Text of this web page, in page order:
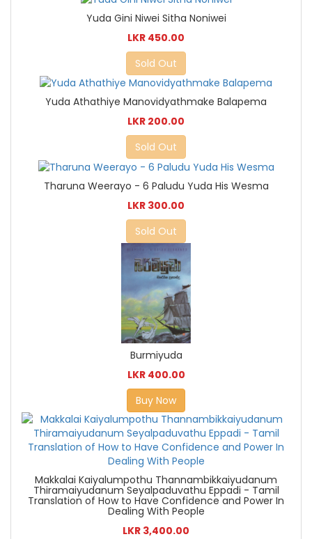
Yuda Gini Niwei Sitha Noniwei
LKR 450.00
Sold Out
Yuda Athathiye Manovidyathmake Balapema
LKR 200.00
Sold Out
Tharuna Weerayo - 6 Paludu Yuda His Wesma
LKR 300.00
Sold Out
Burmiyuda
LKR 400.00
Buy Now
Makkalai Kaiyalumpothu Thannambikkaiyudanum
Thiramaiyudanum Seyalpaduvathu Eppadi - Tamil
Translation of How to Have Confidence and Power In
Dealing With People
LKR 3,400.00